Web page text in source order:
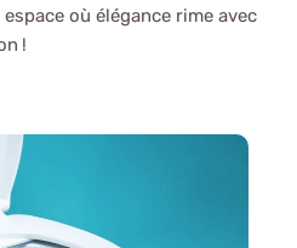
où élégance rime avec
!